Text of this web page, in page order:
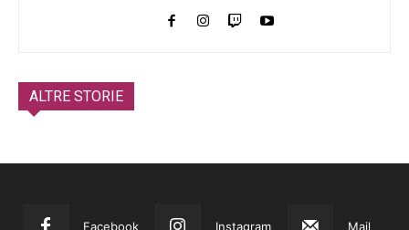
ALTRE STORIE
Facebook Instagram Mail